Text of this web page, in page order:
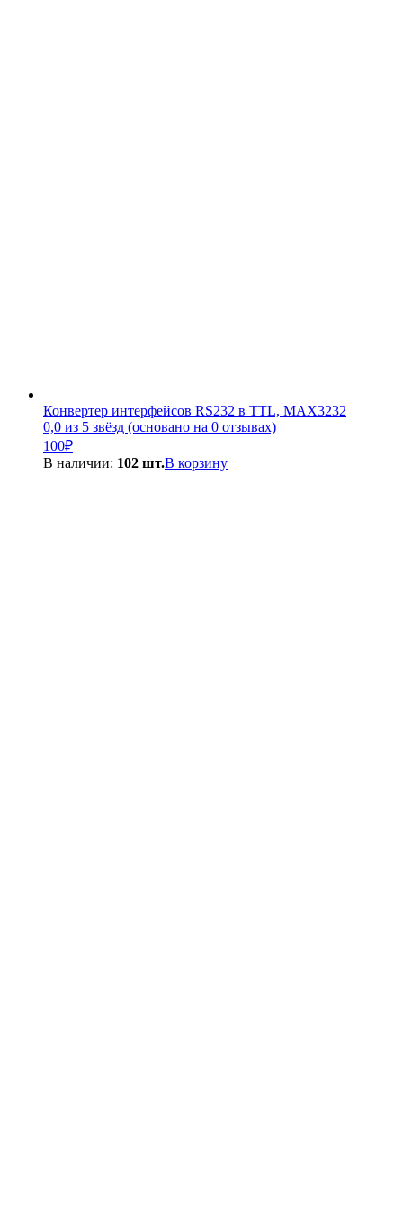
Конвертер интерфейсов RS232 в TTL, MAX3232
0,0 из 5 звёзд (основано на 0 отзывах)
100₽
В наличии: 102 шт.В корзину